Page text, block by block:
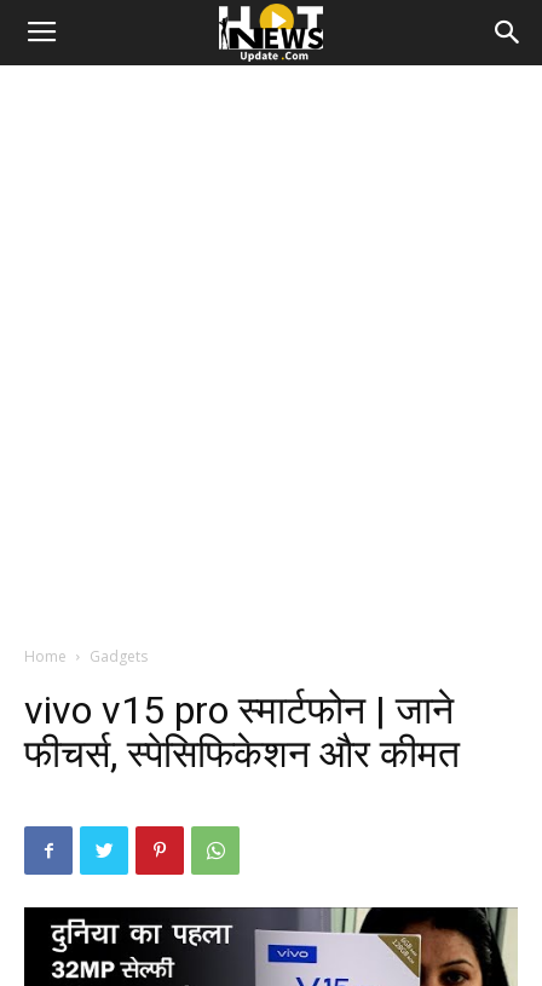
Home Gadgets
vivo v15 pro स्मार्टफोन | जाने
फीचर्स, स्पेसिफिकेशन और कीमत